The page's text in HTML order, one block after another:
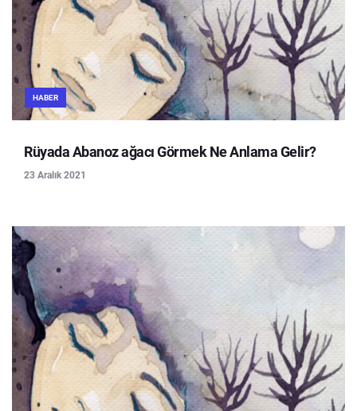
HABER
Rüyada Abanoz ağacı Görmek Ne Anlama Gelir?
23 Aralık 2021